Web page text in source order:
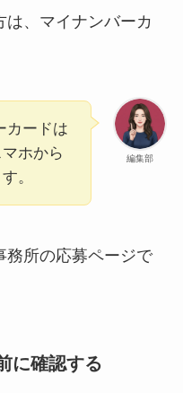
は、マイナンバーカ
編集部
カードは
ホから
。
務所の応募ページで
に確認する